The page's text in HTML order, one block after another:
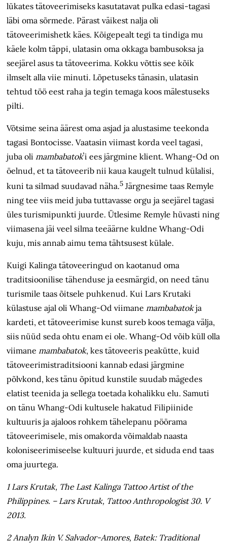
lükates tätoveerimiseks kasutatavat pulka edasi-tagasi
läbi oma sõrmede. Pärast väikest nalja oli
tätoveerimishetk käes. Kõigepealt tegi ta tindiga mu
käele kolm täppi, ulatasin oma okkaga bambusoksa ja
seejärel asus ta tätoveerima. Kokku võttis see kõik
ilmselt alla viie minuti. Lõpetuseks tänasin, ulatasin
tehtud töö eest raha ja tegin temaga koos mälestuseks
pilti.
Võtsime seina äärest oma asjad ja alustasime teekonda
tagasi Bontocisse. Vaatasin viimast korda veel tagasi,
juba oli mambabatokʼi ees järgmine klient. Whang-Od on
öelnud, et ta tätoveerib nii kaua kaugelt tulnud külalisi,
kuni ta silmad suudavad näha.5 Järgnesime taas Remyle
ning tee viis meid juba tuttavasse orgu ja seejärel tagasi
üles turismipunkti juurde. Ütlesime Remyle hüvasti ning
viimasena jäi veel silma teeäärne kuldne Whang-Odi
kuju, mis annab aimu tema tähtsusest külale.
Kuigi Kalinga tätoveeringud on kaotanud oma
traditsioonilise tähenduse ja eesmärgid, on need tänu
turismile taas õitsele puhkenud. Kui Lars Krutaki
külastuse ajal oli Whang-Od viimane mambabatokja
kardeti, et tätoveerimise kunst sureb koos temaga välja,
siis nüüd seda ohtu enam ei ole. Whang-Od võib küll olla
viimane mambabatok, kes tätoveeris peakütte, kuid
tätoveerimistraditsiooni kannab edasi järgmine
põlvkond, kes tänu õpitud kunstile suudab mägedes
elatist teenida ja sellega toetada kohalikku elu. Samuti
on tänu Whang-Odi kultusele hakatud Filipiinide
kultuuris ja ajaloos rohkem tähelepanu pöörama
tätoveerimisele, mis omakorda võimaldab naasta
koloniseerimiseelse kultuuri juurde, et siduda end taas
oma juurtega.
1 Lars Krutak, The Last Kalinga Tattoo Artist of the
Philippines. – Lars Krutak, Tattoo Anthropologist 30. V
2013.
2 Analyn Ikin V. Salvador-Amores, Batek: Traditional